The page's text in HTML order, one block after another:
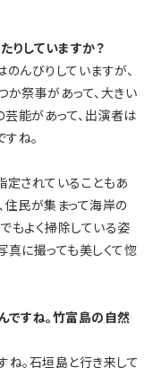
りしていますか？
んびりしていますが、
か祭事があって、大きい
能があって、出演者は
ね。
定されていることもあ
住民が集まって海岸の
もよく掃除している姿
真に撮っても美しくて惚
ですね。竹富島の自然
ね。石垣島と行き来して